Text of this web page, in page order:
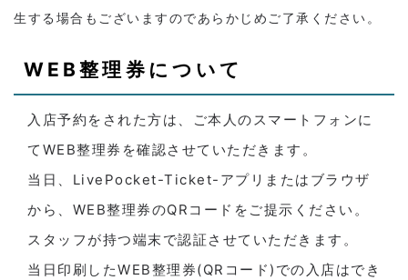
生する場合もございますのであらかじめご了承ください。
WEB整理券について
入店予約をされた方は、ご本人のスマートフォンに
てWEB整理券を確認させていただきます。
当日、LivePocket-Ticket-アプリまたはブラウザ
から、WEB整理券のQRコードをご提示ください。
スタッフが持つ端末で認証させていただきます。
当日印刷したWEB整理券(QRコード)での入店はでき